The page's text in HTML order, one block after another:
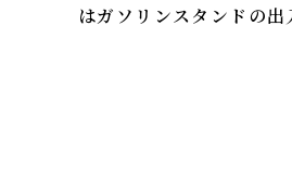
はガソリンスタンドの